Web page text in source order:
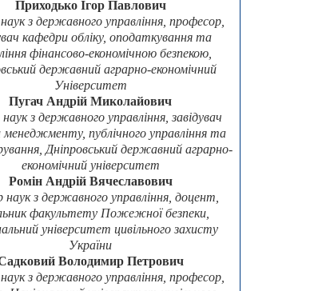
Приходько Ігор Павлович
з державного управління, професор,
кафедри обліку, оподаткування та
фінансово-економічною безпекою,
державний аграрно-економічний
Університет
Пугач Андрій Миколайович
з державного управління, завідувач
публічного управління та
Дніпровський державний аграрно-
економічний університет
Ромін Андрій Вячеславович
наук з державного управління, доцент,
факультету Пожежної безпеки,
університет цивільного захисту
України
Володимир Петрович
з державного управління, професор,